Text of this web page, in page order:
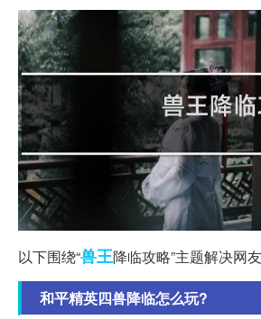
以下围绕“兽王降临攻略”主题解决网
和平精英四兽降临怎么玩?